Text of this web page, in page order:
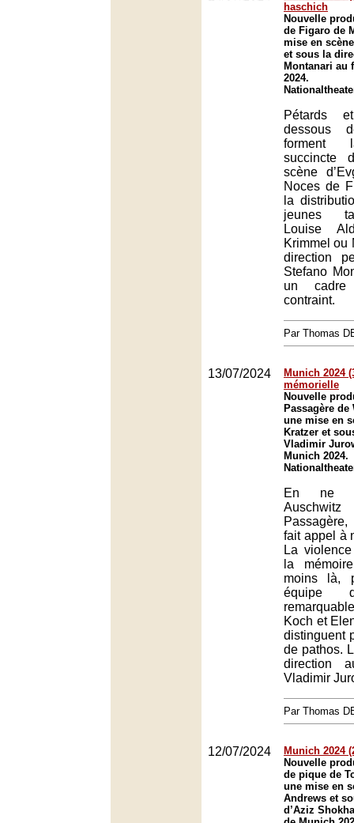
haschich
Nouvelle
de Figaro de
mise en
et sous la
Montanari au
2024.
Pétards
dessous
forment
succincte
scène
Noces de
la
jeunes
Louise
Krimmel ou
direction
Stefano
un cadre
contraint.
Par Thomas
13/07/2024
Munich 2024
mémorielle
Nouvelle
Passagère
une mise en
Kratzer et
Vladimir
Munich 2024.
En ne
fait appel à
La
la
moins là,
équipe
Koch et
distinguent
de pathos.
direction
Vladimir
Par Thomas
12/07/2024
Munich 2024
Nouvelle
de pique de
une mise en
Andrews et
d’Aziz